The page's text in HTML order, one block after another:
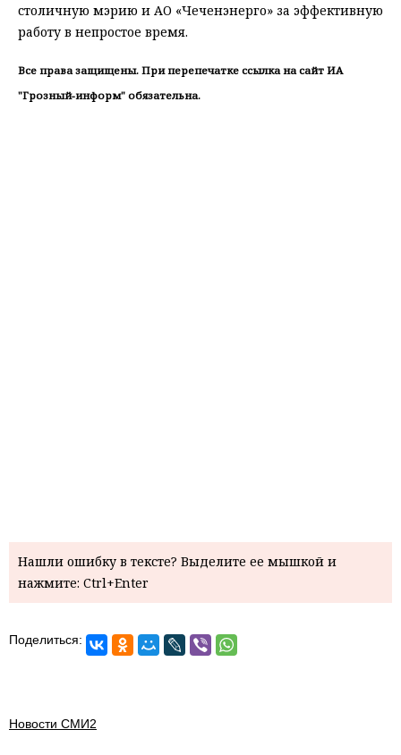
столичную мэрию и АО «Чеченэнерго» за эффективную
работу в непростое время.
Все права защищены. При перепечатке ссылка на сайт ИА
"Грозный-информ" обязательна.
Нашли ошибку в тексте? Выделите ее мышкой и
нажмите: Ctrl+Enter
Поделиться:
Новости СМИ2